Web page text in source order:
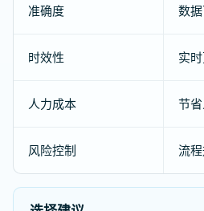
准确度 数
时效性 实
人力成本 节
风险控制 流